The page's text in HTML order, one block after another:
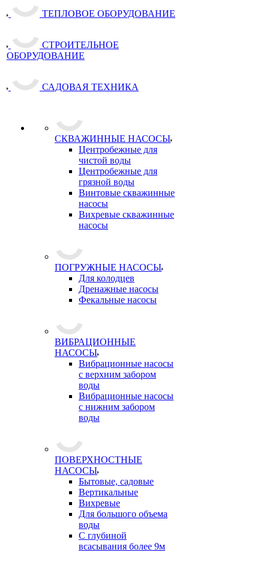
ТЕПЛОВОЕ ОБОРУДОВАНИЕ
СТРОИТЕЛЬНОЕ
ОБОРУДОВАНИЕ
САДОВАЯ ТЕХНИКА
СКВАЖИННЫЕ НАСОСЫ
Центробежные для
чистой воды
Центробежные для
грязной воды
Винтовые скважинные
насосы
Вихревые скважинные
насосы
ПОГРУЖНЫЕ НАСОСЫ
Для колодцев
Дренажные насосы
Фекальные насосы
ВИБРАЦИОННЫЕ
НАСОСЫ
Вибрационные насосы
с верхним забором
воды
Вибрационные насосы
с нижним забором
воды
ПОВЕРХНОСТНЫЕ
НАСОСЫ
Бытовые, садовые
Вертикальные
Вихревые
Для большого объема
воды
С глубиной
всасывания более 9м